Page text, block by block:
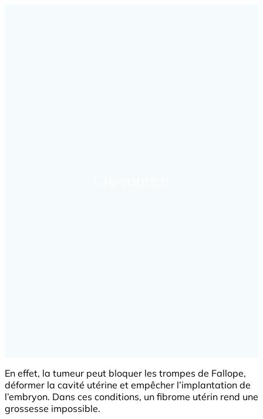
En effet, la tumeur peut bloquer les trompes de Fallope,
déformer la cavité utérine et empêcher l’implantation de
l’embryon. Dans ces conditions, un fibrome utérin rend une
grossesse impossible.